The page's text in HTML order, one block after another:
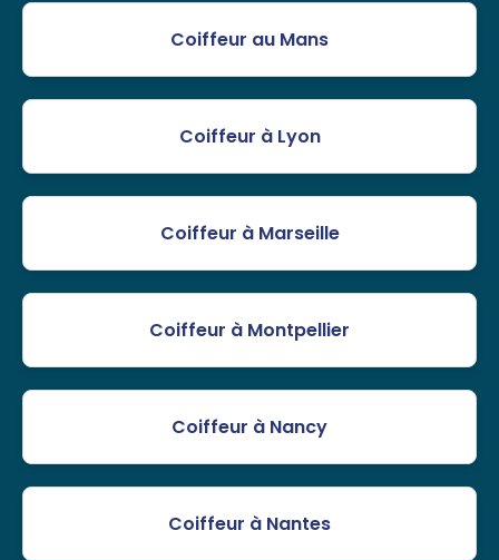
Coiffeur au Mans
Coiffeur à Lyon
Coiffeur à Marseille
Coiffeur à Montpellier
Coiffeur à Nancy
Coiffeur à Nantes